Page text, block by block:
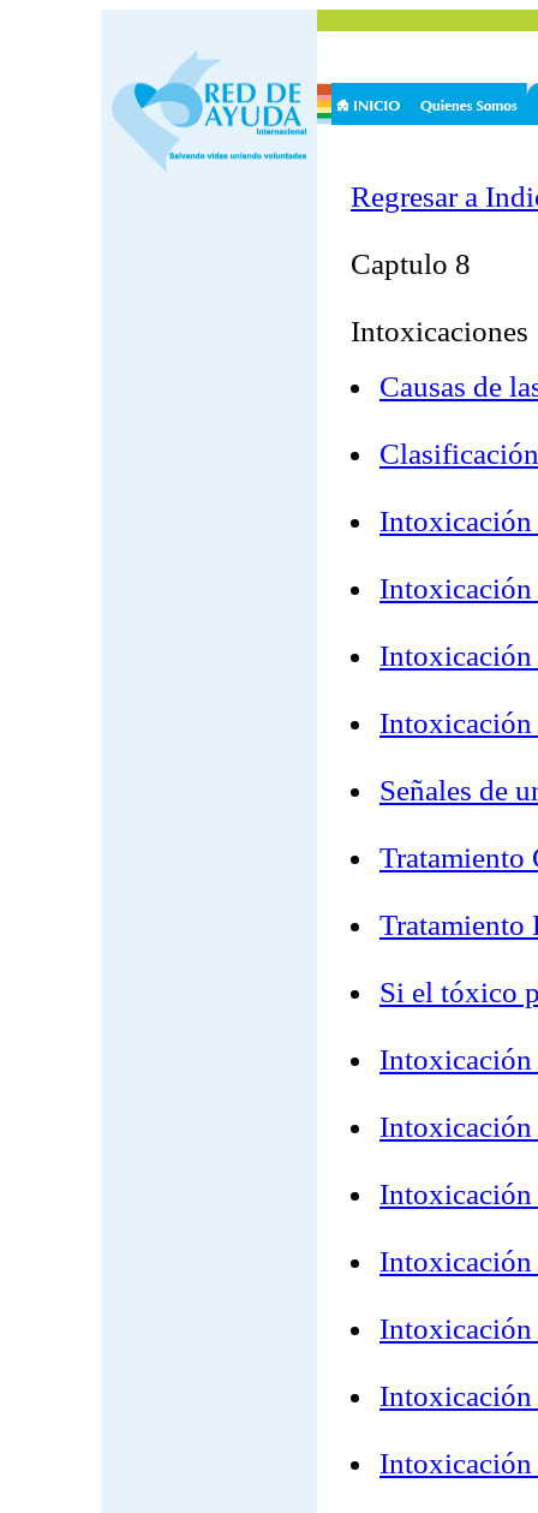
Regresar a
Captulo 8
Intoxicaciones
Causas de
Intoxicación
Intoxicación
Intoxicación
Intoxicación
Señales de
Tratamiento
Tratamiento
Si el tóxico
Intoxicación
Intoxicación